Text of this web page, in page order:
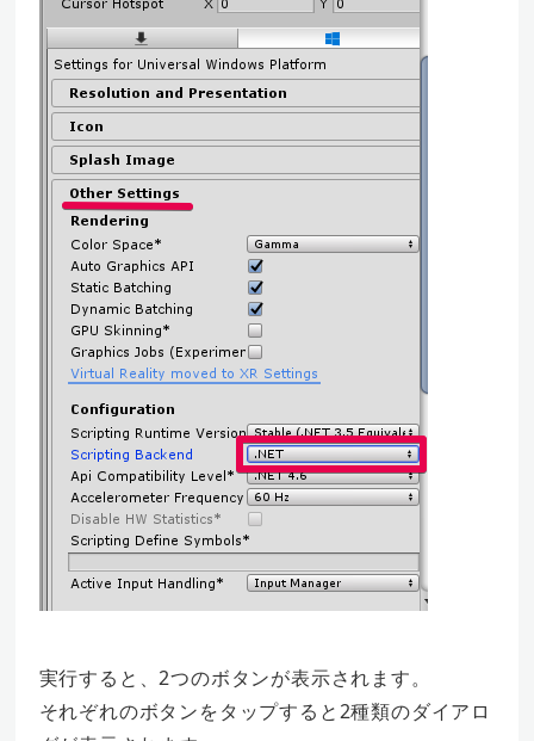
実行すると、2つのボタンが表示されます。
それぞれのボタンをタップすると2種類のダイアロ